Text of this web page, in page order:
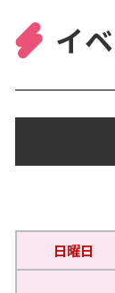
イ
日曜日